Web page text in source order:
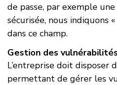
de passe, par exemple
sécurisée, nous indiquons
dans ce champ.
Gestion des
L’entreprise doit disposer
permettant de gérer les